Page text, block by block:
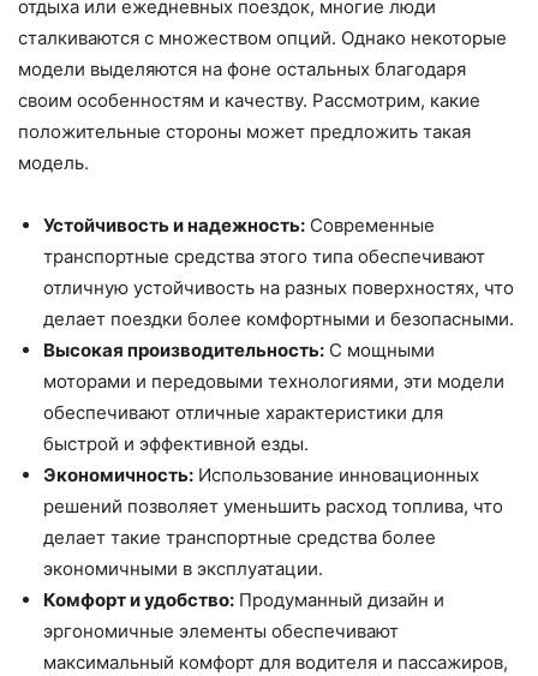
отдыха или ежедневных поездок, многие люди
сталкиваются с множеством опций. Однако некоторые
модели выделяются на фоне остальных благодаря
своим особенностям и качеству. Рассмотрим, какие
положительные стороны может предложить такая
модель.
Устойчивость и надежность: Современные
транспортные средства этого типа обеспечивают
отличную устойчивость на разных поверхностях, что
делает поездки более комфортными и безопасными.
Высокая производительность: С мощными
моторами и передовыми технологиями, эти модели
обеспечивают отличные характеристики для
быстрой и эффективной езды.
Экономичность: Использование инновационных
решений позволяет уменьшить расход топлива, что
делает такие транспортные средства более
экономичными в эксплуатации.
Комфорт и удобство: Продуманный дизайн и
эргономичные элементы обеспечивают
максимальный комфорт для водителя и пассажиров,